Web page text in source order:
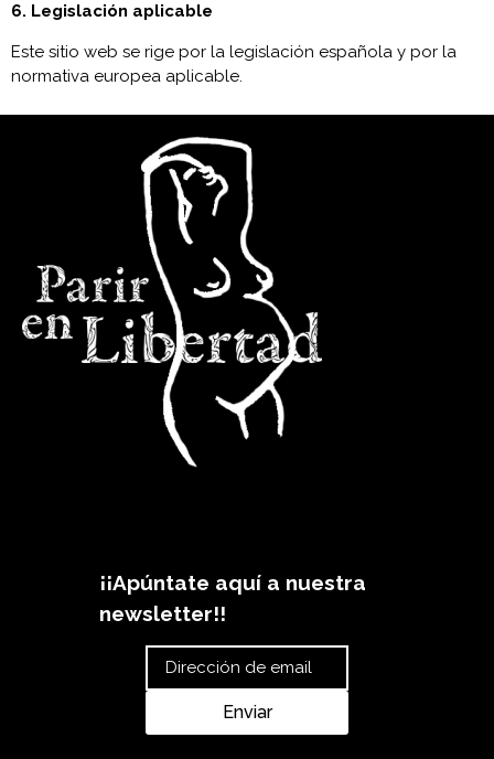
6. Legislación aplicable
Este sitio web se rige por la legislación española y por la
normativa europea aplicable.
¡¡Apúntate aquí a nuestra
newsletter!!
Enviar